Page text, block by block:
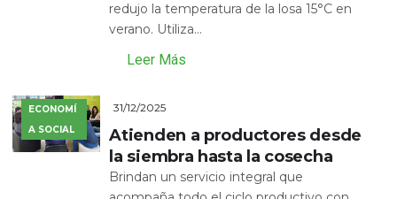
redujo la temperatura de la losa 15°C en
verano. Utiliza...
Leer Más
ECONOMÍ
A SOCIAL
31/12/2025
Atienden a productores desde
la siembra hasta la cosecha
Brindan un servicio integral que